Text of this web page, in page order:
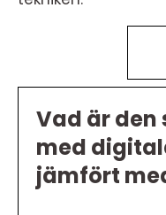
Vad är
med
jämfört